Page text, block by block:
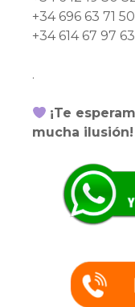
+34 696 63 71 50
+34 614 67 97 63
.
¡Te
mucha ilusión!